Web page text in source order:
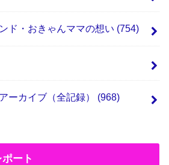
ド・おきゃんママの想い (754)
ーカイブ（全記録） (968)
ート